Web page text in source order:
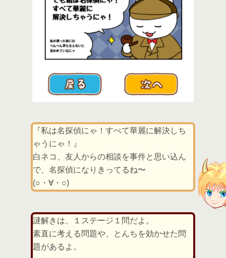
『私は名探偵にゃ！すべて華麗に解決しち
ゃうにゃ！』
白ネコ、友人からの相談を事件と思い込ん
で、名探偵になりきってるね〜
(○・∀・○)
謎解きは、１ステージ１問だよ。
素直に考える問題や、とんちを効かせた問
題があるよ。